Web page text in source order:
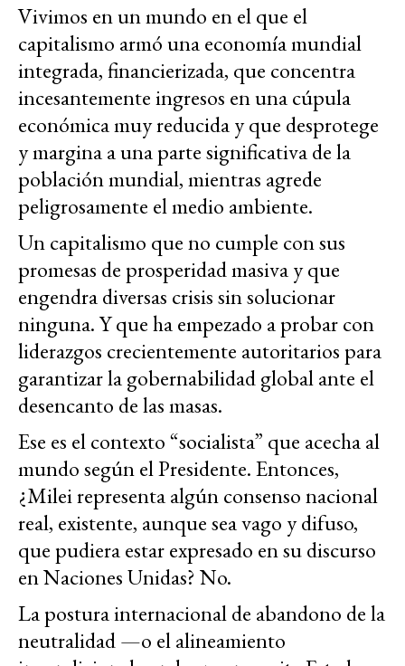
Vivimos en un mundo en el que el
capitalismo armó una economía mundial
integrada, financierizada, que concentra
incesantemente ingresos en una cúpula
económica muy reducida y que desprotege
y margina a una parte significativa de la
población mundial, mientras agrede
peligrosamente el medio ambiente.
Un capitalismo que no cumple con sus
promesas de prosperidad masiva y que
engendra diversas crisis sin solucionar
ninguna. Y que ha empezado a probar con
liderazgos crecientemente autoritarios para
garantizar la gobernabilidad global ante el
desencanto de las masas.
Ese es el contexto “socialista” que acecha al
mundo según el Presidente. Entonces,
¿Milei representa algún consenso nacional
real, existente, aunque sea vago y difuso,
que pudiera estar expresado en su discurso
en Naciones Unidas? No.
La postura internacional de abandono de la
neutralidad —o el alineamiento